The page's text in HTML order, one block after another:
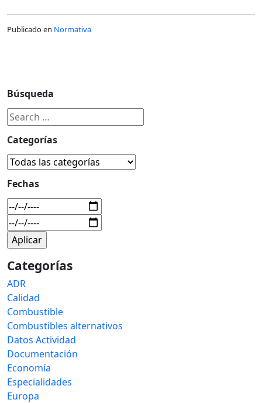
Publicado en Normativa
Búsqueda
Categorías
Fechas
Categorías
ADR
Calidad
Combustible
Combustibles alternativos
Datos Actividad
Documentación
Economía
Especialidades
Europa